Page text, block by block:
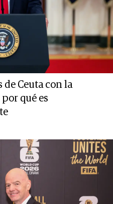
Ceuta con la
qué es